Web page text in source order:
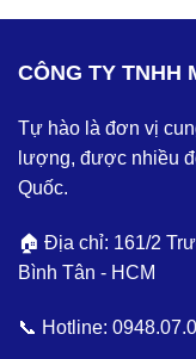
CÔNG TY TNHH
Tự hào là đơn vị
lượng, được nhiều
Quốc.
🏠 Địa chỉ: 161/2
Bình Tân - HCM
📞 Hotline: